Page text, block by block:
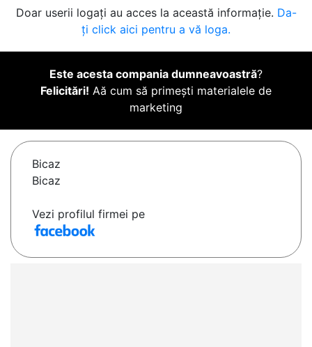
Doar userii logați au acces la această informație. Da-
ți click aici pentru a vă loga.
Este acesta compania dumneavoastră?
Felicitări! Aă cum să primești materialele de
marketing
Bicaz
Bicaz
Vezi profilul firmei pe